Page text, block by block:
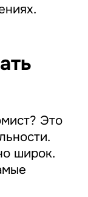
Это
широк.